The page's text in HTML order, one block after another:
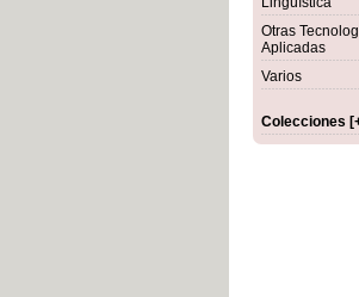
Otras
Aplicadas
Varios
Colecciones